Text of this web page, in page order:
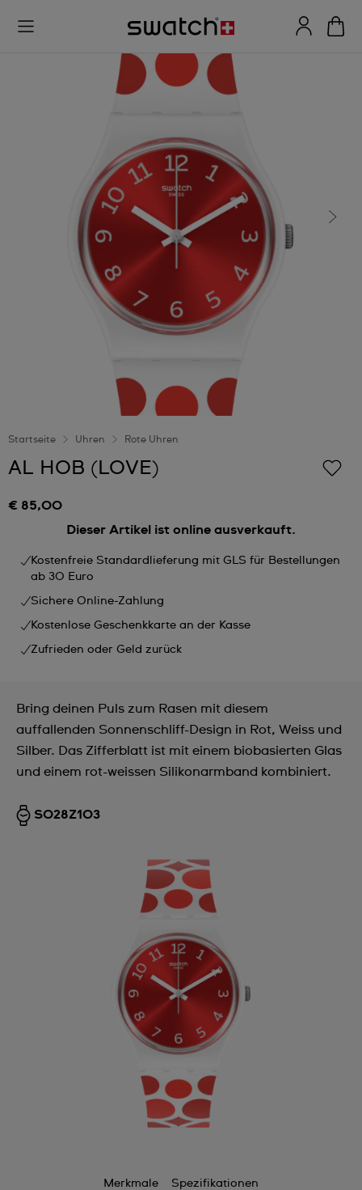
Startseite Uhren Rote Uhren
AL HOB (LOVE)
€ 85,00
Dieser Artikel ist online ausverkauft.
Kostenfreie Standardlieferung mit GLS für Bestellungen
ab 30 Euro
Sichere Online-Zahlung
Kostenlose Geschenkkarte an der Kasse
Zufrieden oder Geld zurück
Bring deinen Puls zum Rasen mit diesem
auffallenden Sonnenschliff-Design in Rot, Weiss und
Silber. Das Zifferblatt ist mit einem biobasierten Glas
und einem rot-weissen Silikonarmband kombiniert.
SO28Z103
Merkmale Spezifikationen